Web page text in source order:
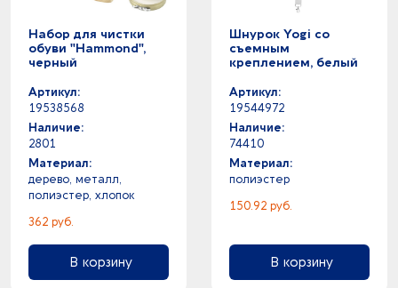
Набор для чистки
обуви "Hammond",
черный
Артикул:
19538568
Наличие:
2801
Материал:
дерево, металл,
полиэстер, хлопок
362 руб.
В корзину
Шнурок Yogi со
съемным
креплением, белый
Артикул:
19544972
Наличие:
74410
Материал:
полиэстер
150.92 руб.
В корзину